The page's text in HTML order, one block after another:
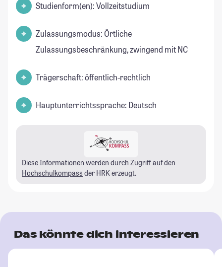
Studienform(en): Vollzeitstudium
Zulassungsmodus: Örtliche
Zulassungsbeschränkung, zwingend mit NC
Trägerschaft: öffentlich-rechtlich
Hauptunterrichtssprache: Deutsch
Diese Informationen werden durch Zugriff auf den
Hochschulkompass der HRK erzeugt.
Das könnte dich interessieren